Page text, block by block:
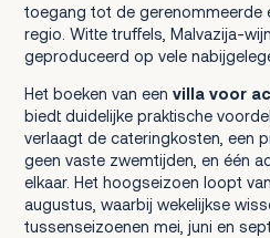
toegang tot de gerenommeerde
regio. Witte truffels, Malvazija-
geproduceerd op vele
Het boeken van een villa voor
biedt duidelijke praktische
verlaagt de cateringkosten, een
geen vaste zwemtijden, en één
elkaar. Het hoogseizoen loopt
augustus, waarbij wekelijkse
tussenseizoenen mei, juni en